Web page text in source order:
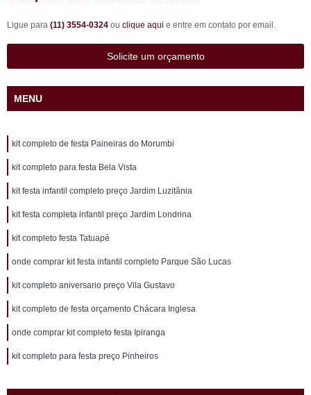
Ligue para (11) 3554-0324 ou clique aqui e entre em contato por email.
Solicite um orçamento
MENU
kit completo de festa Paineiras do Morumbi
kit completo para festa Bela Vista
kit festa infantil completo preço Jardim Luzitânia
kit festa completa infantil preço Jardim Londrina
kit completo festa Tatuapé
onde comprar kit festa infantil completo Parque São Lucas
kit completo aniversario preço Vila Gustavo
kit completo de festa orçamento Chácara Inglesa
onde comprar kit completo festa Ipiranga
kit completo para festa preço Pinheiros